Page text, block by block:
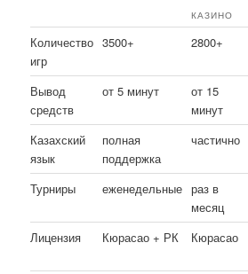
КАЗИНО
Количество
игр
3500+ 2800+
Вывод
средств
от 5 минут
от 15
минут
Казахский
язык
полная
поддержка
частично
Турниры еженедельные раз в
месяц
Лицензия
Кюрасао + РК Кюрасао